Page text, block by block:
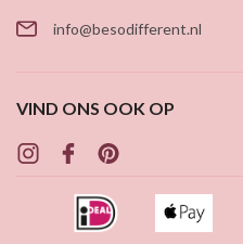
info@besodifferent.nl
VIND ONS OOK OP